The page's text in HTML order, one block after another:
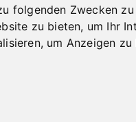
folgenden Zwecken
zu bieten, um Ihr
, um Anzeigen
2.184,00 €
inkl. 20% MWSt.